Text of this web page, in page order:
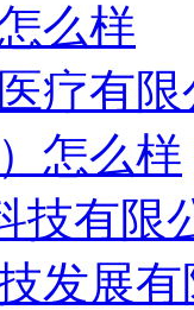
么样
疗有
怎么样
技有限
发展